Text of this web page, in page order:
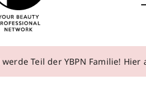
Teil der YBPN Familie! Hier